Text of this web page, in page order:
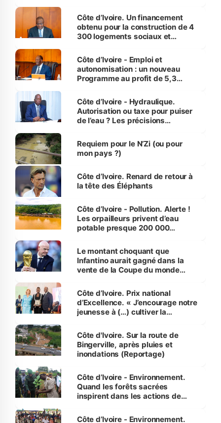
Côte d’Ivoire. Un financement
obtenu pour la construction de 4
300 logements sociaux et
et Yamoussoukro
Côte d’Ivoire - Emploi et
autonomisation : un nouveau
Programme au profit de 5,3
Côte d’Ivoire - Hydraulique.
Autorisation ou taxe pour puiser
de l’eau ? Les précisions
Requiem pour le N’Zi (ou pour
mon pays ?)
Côte d’Ivoire. Renard de retour à
la tête des Éléphants
Côte d’Ivoire - Pollution. Alerte !
Les orpailleurs privent d’eau
potable presque 200 000
Le montant choquant que
Infantino aurait gagné dans la
vente de la Coupe du monde
Côte d’Ivoire. Prix national
d’Excellence. « J’encourage notre
jeunesse à (…) cultiver la
(Alassane Ouattara
Côte d'Ivoire. Sur la route de
Bingerville, après pluies et
inondations (Reportage)
Côte d’Ivoire - Environnement.
Quand les forêts sacrées
inspirent dans les actions de
Côte d’Ivoire - Environnement.